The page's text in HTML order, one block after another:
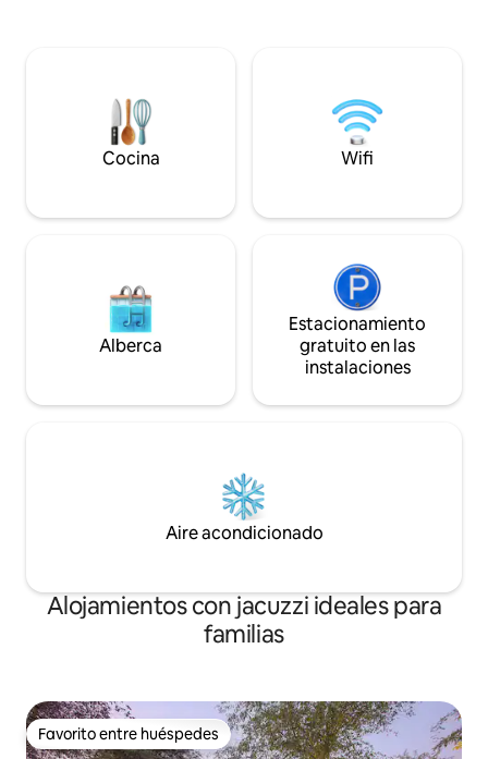
propiedad. SOLO PARA ADULTOS, NO SE
ADMITEN NIÑOS
Cocina Wifi
Alberca
Estacionamiento
gratuito en las
instalaciones
Aire acondicionado
Alojamientos con jacuzzi ideales para
familias
Favorito entre huéspedes
Favorito entre huéspedes